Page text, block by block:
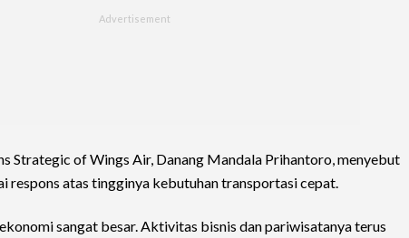
Strategic of Wings Air, Danang Mandala Prihantoro, menyebut
respons atas tingginya kebutuhan transportasi cepat.
sangat besar. Aktivitas bisnis dan pariwisatanya terus